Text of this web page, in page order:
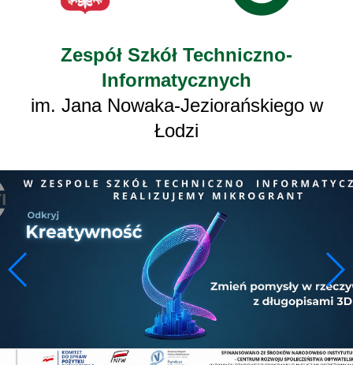
Zespół Szkół Techniczno-
Informatycznych
im. Jana Nowaka-Jeziorańskiego w
Łodzi